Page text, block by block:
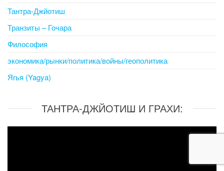
Тантра-Джйотиш
Транзиты – Гочара
Философия
экономика/рынки/политика/войны/геополитика
Ягья (Yagya)
ТАНТРА-ДЖЙОТИШ И ГРАХИ: